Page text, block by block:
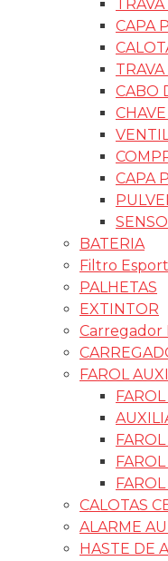
CAPA
CABO
CAPA
BATERIA
Filtro
PALHETAS
EXTINTOR
Carregador
FAROL
CALOTAS
ALARME
HASTE DE